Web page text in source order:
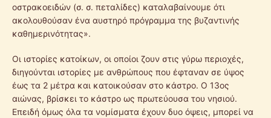
οστρακοειδών (σ. σ. πεταλίδες) καταλαβαίνουμε ότι
ακολουθούσαν ένα αυστηρό πρόγραμμα της βυζαντινής
καθημερινότητας».
Οι ιστορίες κατοίκων, οι οποίοι ζουν στις γύρω περιοχές,
διηγούνται ιστορίες με ανθρώπους που έφταναν σε ύψος
έως τα 2 μέτρα και κατοικούσαν στο κάστρο. Ο 13ος
αιώνας, βρίσκει το κάστρο ως πρωτεύουσα του νησιού.
Επειδή όμως όλα τα νομίσματα έχουν δυο όψεις, μπορεί να